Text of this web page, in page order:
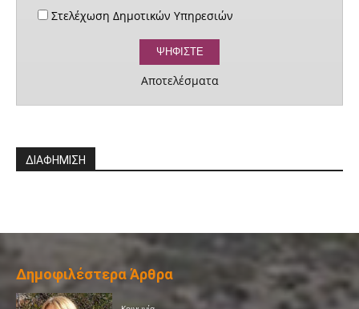
Στελέχωση Δημοτικών Υπηρεσιών
Αποτελέσματα
ΔΙΑΦΗΜΙΣΗ
Δημοφιλέστερα Άρθρα